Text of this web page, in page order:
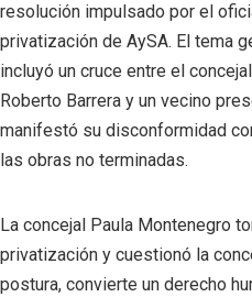
resolución impulsado por el
privatización de AySA. El tema
incluyó un cruce entre el
Roberto Barrera y un vecino
manifestó su disconformidad
las obras no terminadas.
La concejal Paula Montenegro
privatización y cuestionó la
postura, convierte un derecho